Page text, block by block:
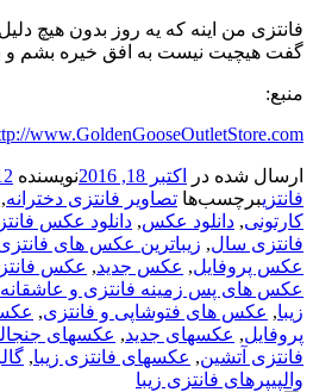
فانتزی من اینه که یه روز بدون هیچ
گفت هیچیت نیست به افق خیره بشم و
منبع:
www.GoldenGooseOutletStore.com
ارسال شده در اکتبر 18, 2016 نویسنده
فانتزیبرچسب‌ها تصاویر فانتزی دخترانه,
کارتونی, دانلود عکس, دانلود عکس
فانتزی سال, زیباترین عکس های فانتزی
عکس پروفایل, عکس جدید, عکس
عکس های پس زمینه فانتزی و عاشقانه
زیبا, عکس های فتوشاپی و فانتزی,
پروفایل, عکسهای جدید, عکسهای
فانتزی آتشین, عکسهای فانتزی زیبا,
والپیپرهای فانتزی زیبا